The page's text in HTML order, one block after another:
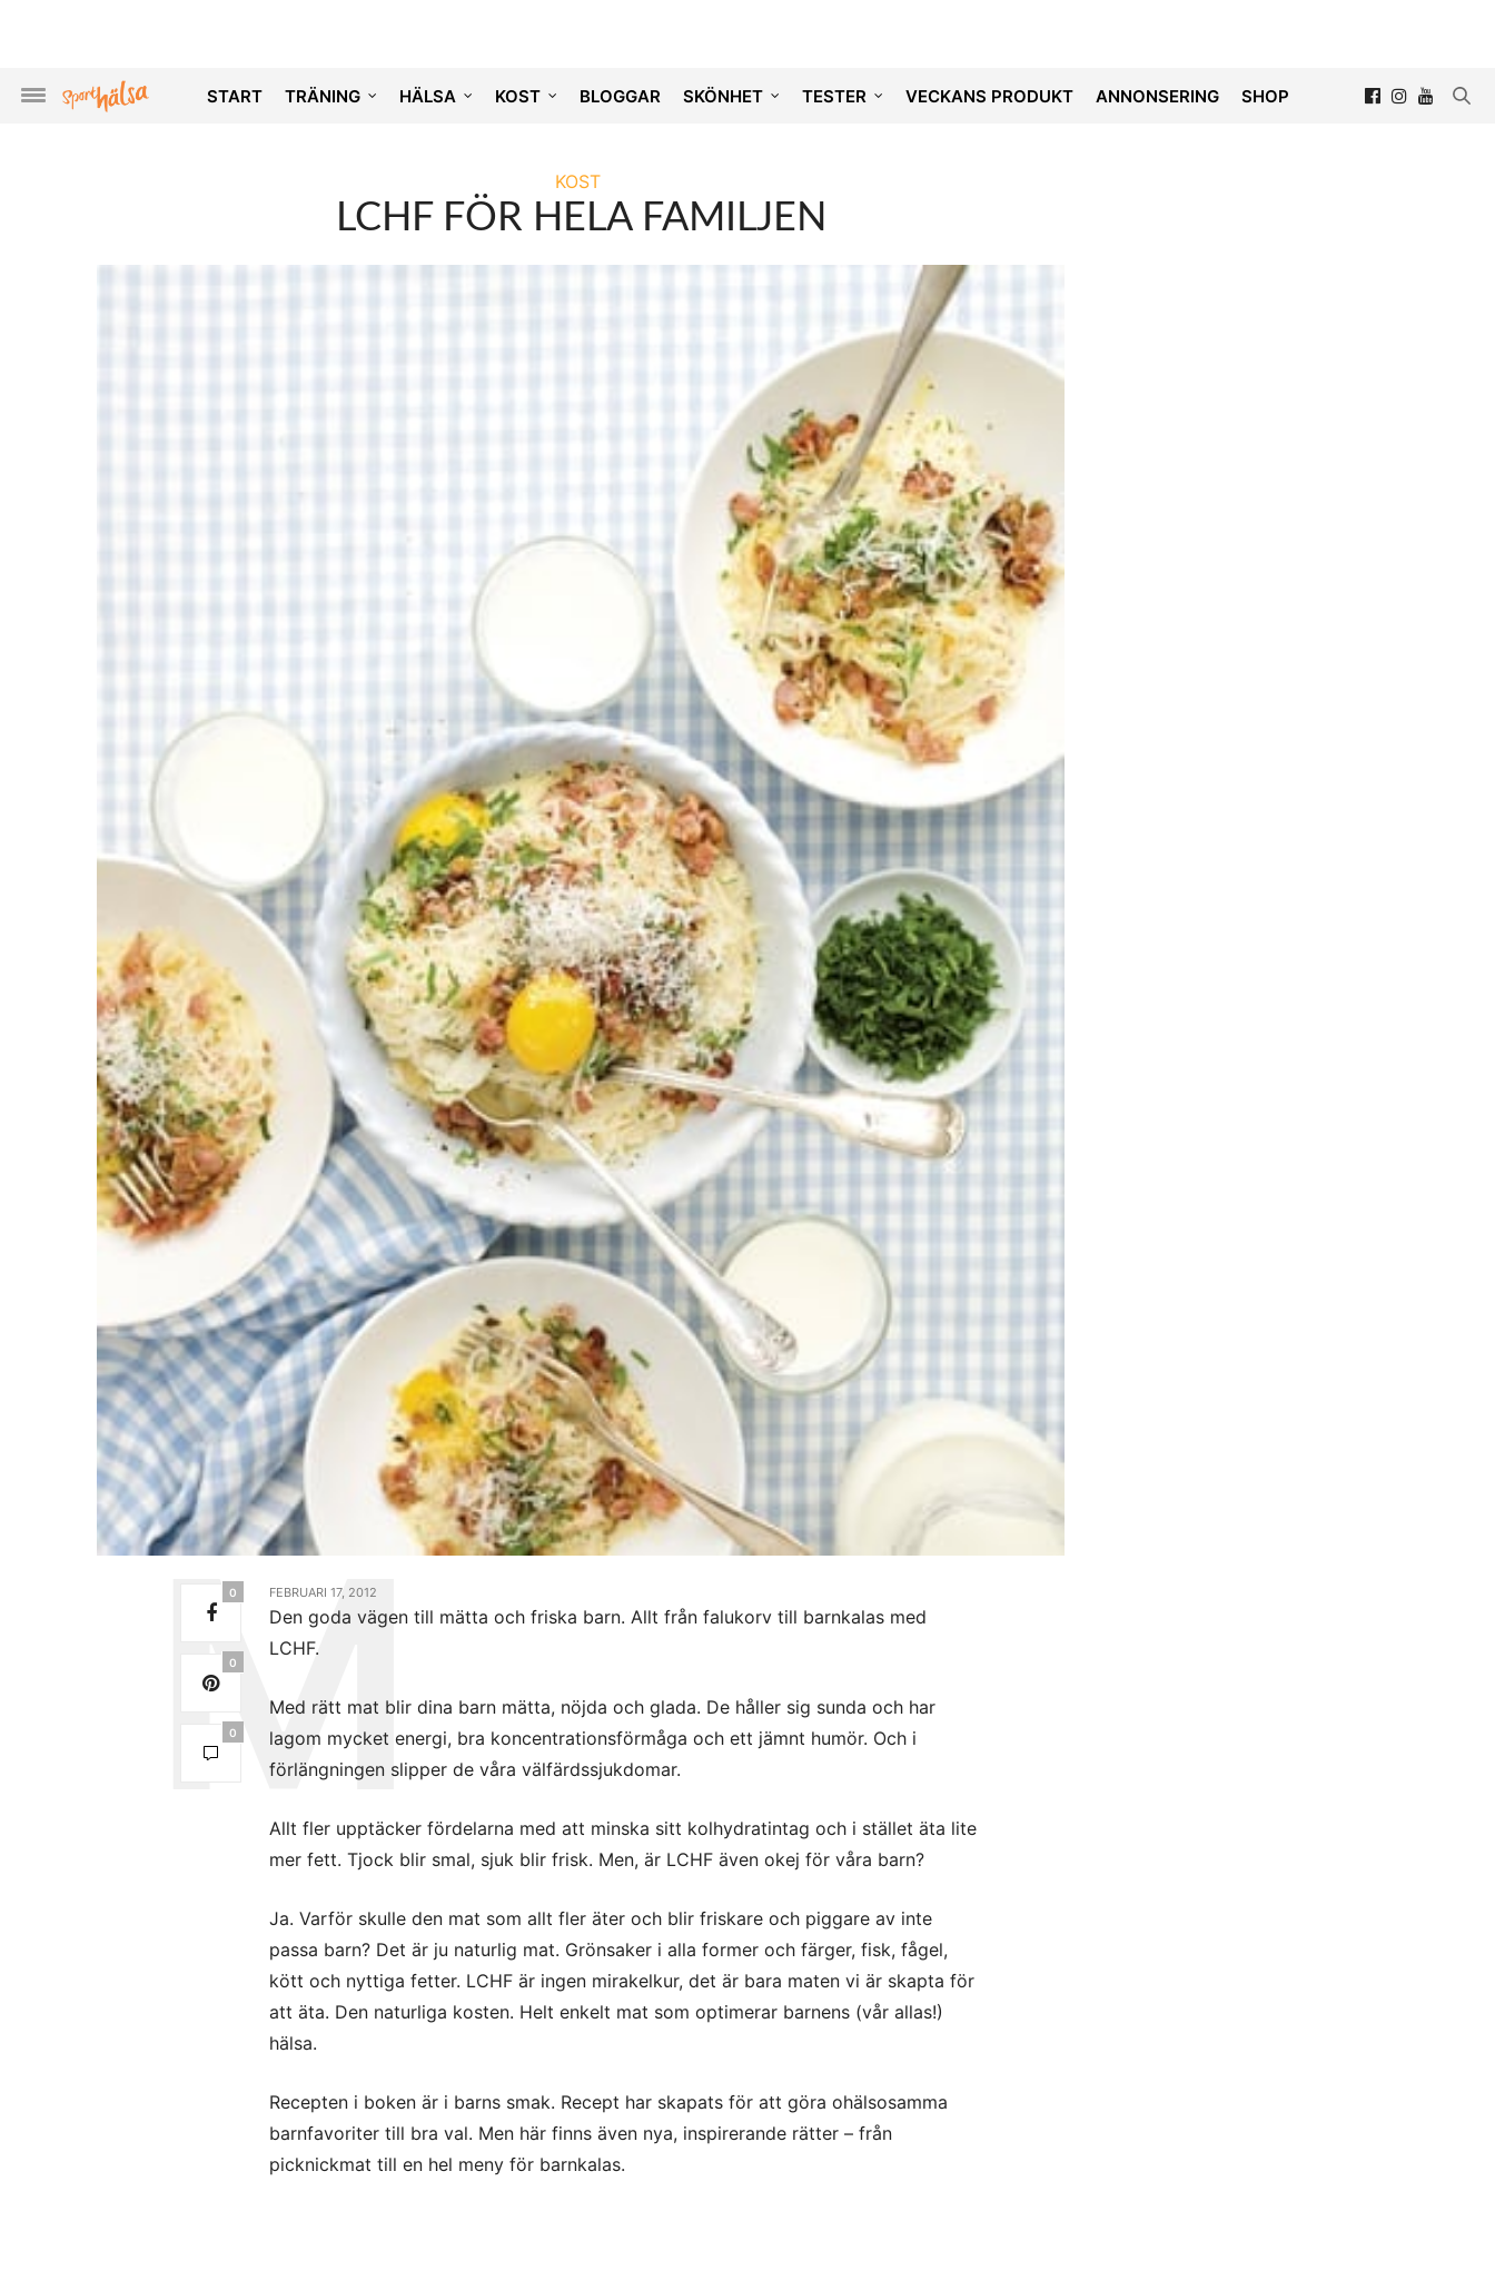
START TRÄNING HÄLSA KOST BLOGGAR SKÖNHET TESTER VECKANS PRODUKT ANNONSERING SHOP
KOST
LCHF FÖR HELA FAMILJEN
0
0
0
FEBRUARI 17, 2012
Den goda vägen till mätta och friska barn. Allt från falukorv till barnkalas med
LCHF.
Med rätt mat blir dina barn mätta, nöjda och glada. De håller sig sunda och har
lagom mycket energi, bra koncentrationsförmåga och ett jämnt humör. Och i
förlängningen slipper de våra välfärdssjukdomar.
Allt fler upptäcker fördelarna med att minska sitt kolhydratintag och i stället äta lite
mer fett. Tjock blir smal, sjuk blir frisk. Men, är LCHF även okej för våra barn?
Ja. Varför skulle den mat som allt fler äter och blir friskare och piggare av inte
passa barn? Det är ju naturlig mat. Grönsaker i alla former och färger, fisk, fågel,
kött och nyttiga fetter. LCHF är ingen mirakelkur, det är bara maten vi är skapta för
att äta. Den naturliga kosten. Helt enkelt mat som optimerar barnens (vår allas!)
hälsa.
Recepten i boken är i barns smak. Recept har skapats för att göra ohälsosamma
barnfavoriter till bra val. Men här finns även nya, inspirerande rätter – från
picknickmat till en hel meny för barnkalas.